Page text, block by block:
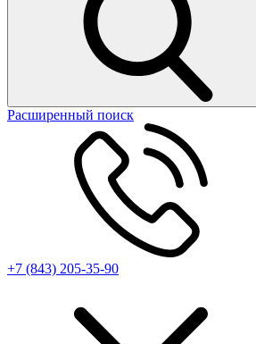
Расширенный поиск
+7 (843) 205-35-90